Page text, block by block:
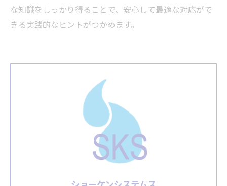
な知識をしっかり得ることで、安心して最適な対応がで
きる実践的なヒントがつかめます。